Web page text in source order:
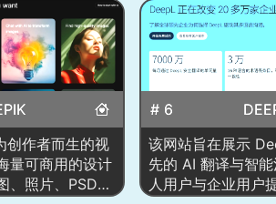
影院式沉浸
、榜单与视频播
视资讯入口。首
与即将播出的影
评分趋势、明星
荐清单及串流平
户在一次浏览中
探索与观影决
想设计什么？”作为
用户直接选择目标
文、演示文稿、名
缩图等。平台以模
放式编辑降低设计
件即可快速产出精
团队协作、素材库
等扩展能力，构建
众化、适合个人、
位的多功能线上设
创作者而生的视
量可商用的设计
、照片、PSD
# 6
该网站旨在展示
先的 AI 翻译与智
人用户与企业用户